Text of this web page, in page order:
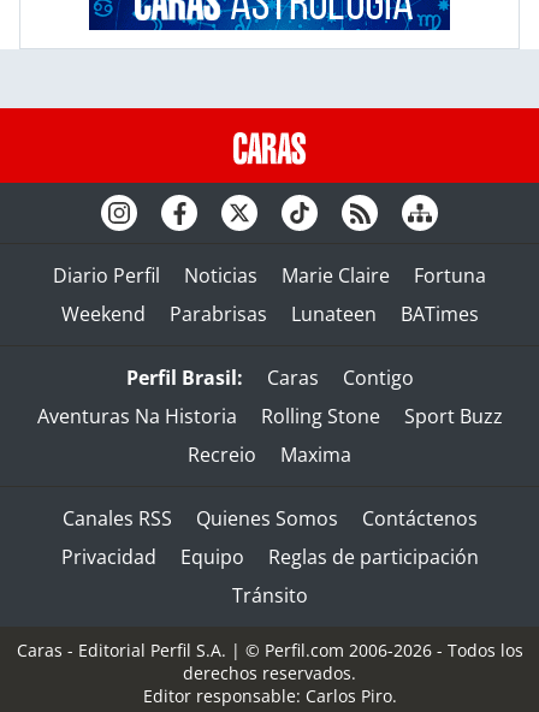
Diario Perfil Noticias Marie Claire
Fortuna
Weekend
Parabrisas Lunateen BATimes
Perfil Brasil: Caras
Contigo
Aventuras Na Historia
Rolling Stone
Sport Buzz
Recreio
Maxima
Canales RSS Quienes Somos
Contáctenos
Privacidad
Equipo
Reglas de participación
Tránsito
Caras - Editorial Perfil S.A. | © Perfil.com 2006-2026 - Todos los
derechos reservados.
Editor responsable: Carlos Piro.